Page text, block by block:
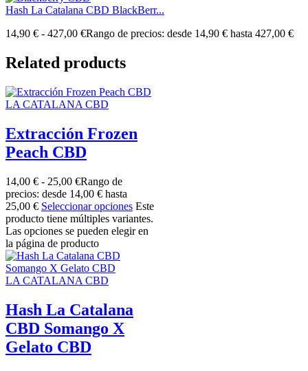
Hash La Catalana CBD BlackBerr...
14,90 € - 427,00 €Rango de precios: desde 14,90 € hasta 427,00 €
Related products
LA CATALANA CBD
Extracción Frozen
Peach CBD
14,00 € - 25,00 €Rango de
precios: desde 14,00 € hasta
25,00 € Seleccionar opciones Este
producto tiene múltiples variantes.
Las opciones se pueden elegir en
la página de producto
LA CATALANA CBD
Hash La Catalana
CBD Somango X
Gelato CBD